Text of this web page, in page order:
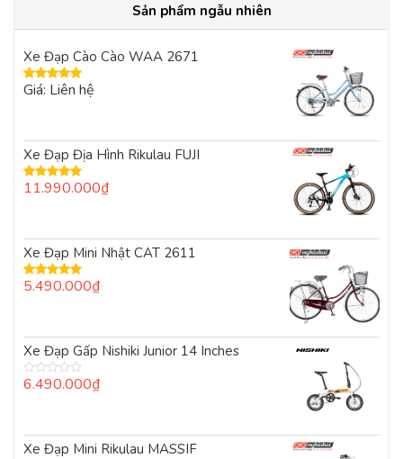
Sản phẩm ngẫu nhiên
Xe Đạp Cào Cào WAA 2671
Được xếp
Giá: Liên hệ
Xe Đạp Địa Hình Rikulau FUJI
Được xếp
11.990.000₫
Xe Đạp Mini Nhật CAT 2611
Được xếp
5.490.000₫
Xe Đạp Gấp Nishiki Junior 14 Inches
Được
5
sao
6.490.000₫
Xe Đạp Mini Rikulau MASSIF